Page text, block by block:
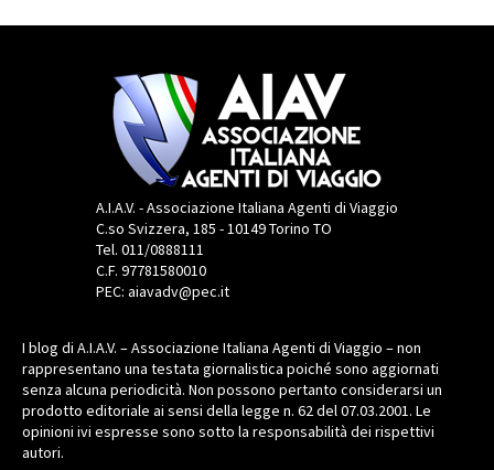
A.I.A.V. - Associazione Italiana Agenti di Viaggio
C.so Svizzera, 185 - 10149 Torino TO
Tel. 011/0888111
C.F. 97781580010
PEC: aiavadv@pec.it
I blog di A.I.A.V. – Associazione Italiana Agenti di Viaggio – non
rappresentano una testata giornalistica poiché sono aggiornati
senza alcuna periodicità. Non possono pertanto considerarsi un
prodotto editoriale ai sensi della legge n. 62 del 07.03.2001. Le
opinioni ivi espresse sono sotto la responsabilità dei rispettivi
autori.